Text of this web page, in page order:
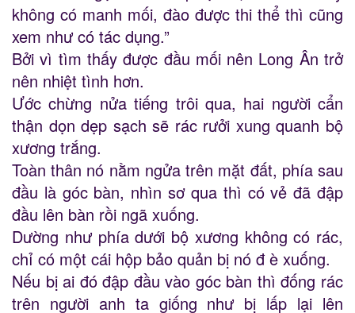
không có manh mối, đào được thi thể thì cũng
xem như có tác dụng.”
Bởi vì tìm thấy được đầu mối nên Long Ân trở
nên nhiệt tình hơn.
Ước chừng nửa tiếng trôi qua, hai người cẩn
thận dọn dẹp sạch sẽ rác rưởi xung quanh bộ
xương trắng.
Toàn thân nó nằm ngửa trên mặt đất, phía sau
đầu là góc bàn, nhìn sơ qua thì có vẻ đã đập
đầu lên bàn rồi ngã xuống.
Dường như phía dưới bộ xương không có rác,
chỉ có một cái hộp bảo quản bị nó đ è xuống.
Nếu bị ai đó đập đầu vào góc bàn thì đống rác
trên người anh ta giống như bị lấp lại lên